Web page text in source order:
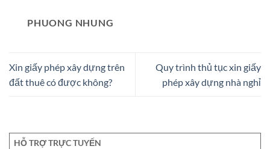
PHUONG NHUNG
Xin giấy phép xây dựng trên
đất thuê có được không?
Quy trình thủ tục xin giấy
phép xây dựng nhà nghỉ
HỖ TRỢ TRỰC TUYẾN